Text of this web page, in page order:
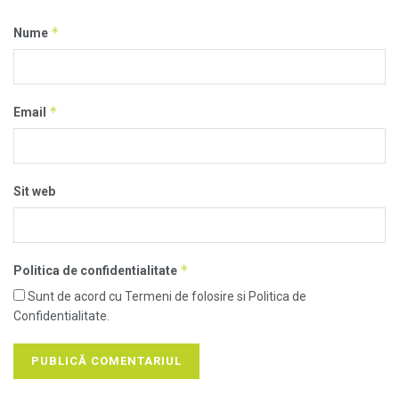
Nume *
Email *
Sit web
Politica de confidentialitate *
Sunt de acord cu Termeni de folosire si Politica de
Confidentialitate.